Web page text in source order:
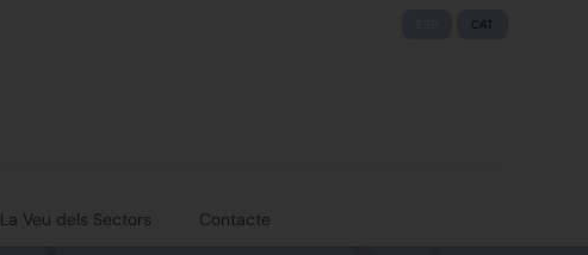
CAT
La Veu dels Sectors Contacte